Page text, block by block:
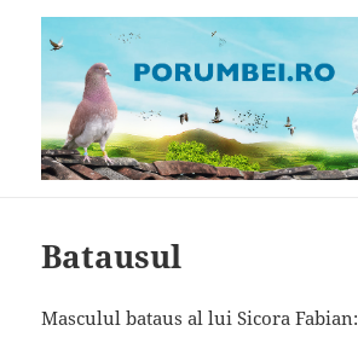
Batausul
Masculul bataus al lui Sicora Fabian: